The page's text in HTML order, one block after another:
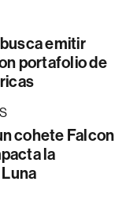
emitir
portafolio de
cohete Falcon
la